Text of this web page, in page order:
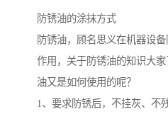
防锈油的涂抹方式
防锈油，顾名思义在机器设
作用，关于防锈油的知识大
油又是如何使用的呢？
1、要求防锈后，不挂灰、不